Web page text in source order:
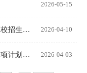
2026-05-15
2026-04-10
关于印发《江西省2026年普通高校招生工作实施意见》的通知
2026-04-03
关于做好全省2026年普通高校专项计划招生工作的通知